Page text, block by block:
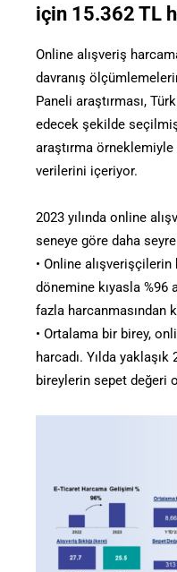
için 15.362 TL
Online alışveriş
davranış
Paneli araştırması,
edecek şekilde
araştırma
verilerini içeriyor.
2023 yılında online
seneye göre daha
• Online alışverişçilerin
dönemine kıyasla %96
fazla harcanmasından
• Ortalama bir birey,
harcadı. Yılda
bireylerin sepet değeri